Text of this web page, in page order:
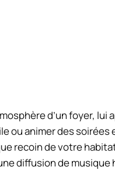
d’un foyer,
ou animer des
recoin de votre
diffusion de